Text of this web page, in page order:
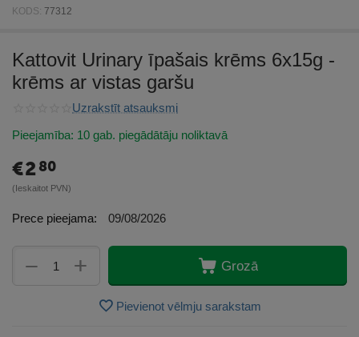
KODS: 77312
Kattovit Urinary īpašais krēms 6x15g -
krēms ar vistas garšu
Uzrakstīt atsauksmi
Pieejamība: 10 gab. piegādātāju noliktavā
€2 80
(Ieskaitot PVN)
Prece pieejama: 09/08/2026
+
− Grozā
Pievienot vēlmju sarakstam